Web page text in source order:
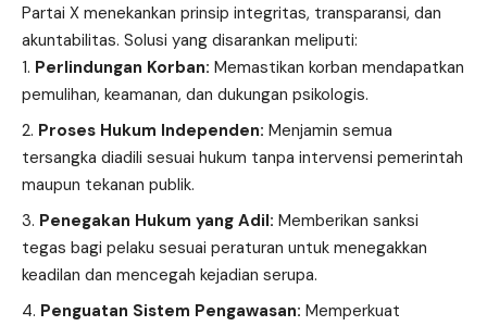
Partai X menekankan prinsip integritas, transparansi, dan
akuntabilitas. Solusi yang disarankan meliputi:
Perlindungan Korban: Memastikan korban mendapatkan
pemulihan, keamanan, dan dukungan psikologis.
Proses Hukum Independen: Menjamin semua
tersangka diadili sesuai hukum tanpa intervensi pemerintah
maupun tekanan publik.
Penegakan Hukum yang Adil: Memberikan sanksi
tegas bagi pelaku sesuai peraturan untuk menegakkan
keadilan dan mencegah kejadian serupa.
Penguatan Sistem Pengawasan: Memperkuat